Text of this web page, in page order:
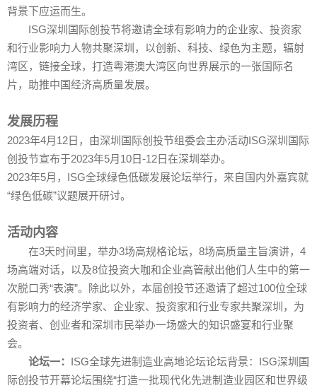
背景下应运而生。
ISG深圳国际创投节将邀请全球有影响力的企业家、投资家
和行业影响力人物共聚深圳，以创新、科技、绿色为主题，辐射
湾区，链接全球，打造粤港澳大湾区向世界展示的一张国际名
片，助推中国经济高质量发展。
发展历程
2023年4月12日，由深圳国际创投节组委会主办活动ISG深圳国际
创投节宣布于2023年5月10日-12日在深圳举办。
2023年5月，ISG全球绿色低碳发展论坛举行，来自国内外嘉宾就
“绿色低碳”议题展开研讨。
活动内容
在3天时间里，举办3场高规格论坛，8场高质量主旨演讲，4
场高端对话，以及8位投资大咖和企业高管献出他们人生中的第一
次脱口秀“表演”。除此以外，本届创投节还邀请了超过100位全球
有影响力的经济学家、企业家、投资家和行业专家共聚深圳，为
投资者、创业者和深圳市民举办一场盛大的知识盛宴和行业聚
会。
论坛一： ISG全球先进制造业高地论坛论坛背景：ISG深圳国
际创投节开幕论坛围绕“打造一批现代化先进制造业园区和世界级